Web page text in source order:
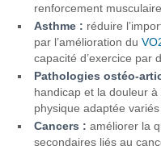
renforcement
Asthme : réduire
par l’amélioration du
capacité d’exercice par
Pathologies ostéo-
handicap et la douleur
physique adaptée
Cancers : améliorer la
secondaires liés au